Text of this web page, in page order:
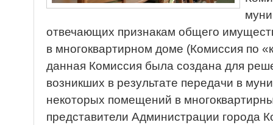
отвечающих признакам общего
в многоквартирном доме (Комиссия по
данная Комиссия была создана для
возникших в результате передачи в
некоторых помещений в
представители Администрации города